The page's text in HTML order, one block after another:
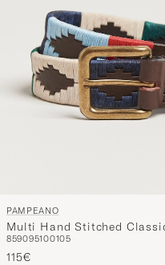
PAMPEANO
Multi Hand Stitched
3,5cm
859095100105
115€